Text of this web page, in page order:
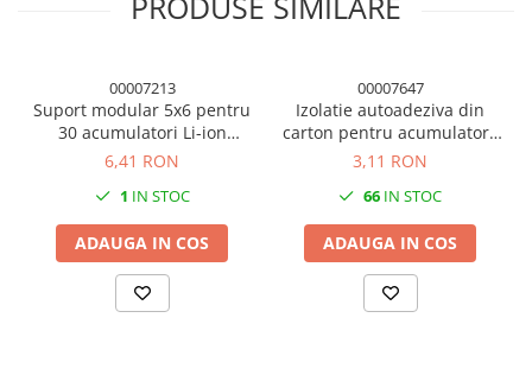
Condensatori si rezonatoare
Tranzistori si circuite integrate
Potentiometre si semireglabile
Intrerupatoare
Smart Home
Accesorii trotinete electrice
Lichidare de stoc
00007213
Suport modular 5x6 pentru
30 acumulatori Li-ion
18650, negru
6,41 RON
1 IN STOC
ADAUGA IN COS
00007647
Izolatie autoadeziva din
carton pentru acumulatori,
65mm latime, 200mm
3,11 RON
66 IN STOC
ADAUGA IN COS